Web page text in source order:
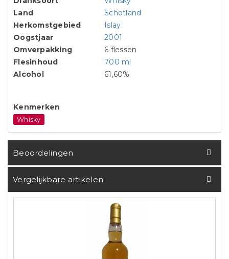
Land
Schotland
Herkomstgebied
Islay
Oogstjaar
2001
Omverpakking
6 flessen
Flesinhoud
700 ml
Alcohol
61,60%
Kenmerken
Whisky
Beoordelingen
Vergelijkbare artikelen